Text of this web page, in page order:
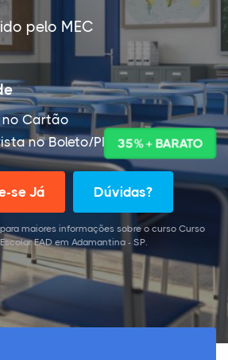
pelo MEC
no Cartão
no Boleto/PIX
35% + BARATO
se Já Dúvidas?
maiores informações sobre o curso Curso
EAD em Adamantina - SP.